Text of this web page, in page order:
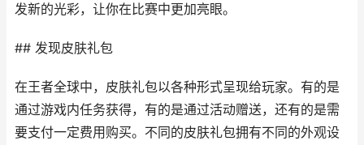
发新的光彩，让你在比赛中更加亮眼。
## 发现皮肤礼包
在王者全球中，皮肤礼包以各种形式呈现给玩家。有的是
通过游戏内任务获得，有的是通过活动赠送，还有的是需
要支付一定费用购买。不同的皮肤礼包拥有不同的外观设